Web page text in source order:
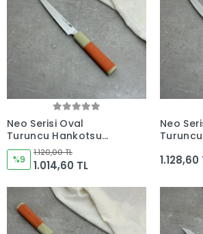
Neo Serisi Oval
Turuncu Hankotsu
Soyma Bıçağı 160mm
Namlu - Kocakaya El
Yapımı Şef Bıçakları
%9
1.120,00 TL
1.014,60 TL
Neo
Turuncu
1.128,60